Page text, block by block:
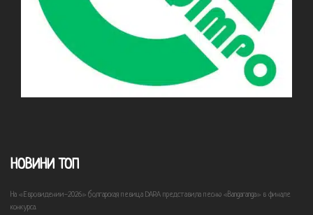
НОВИНИ ТОП
На «Евровидении-2026» болгарская певица DARA представила песню «Bangaranga» в финале
конкурса.